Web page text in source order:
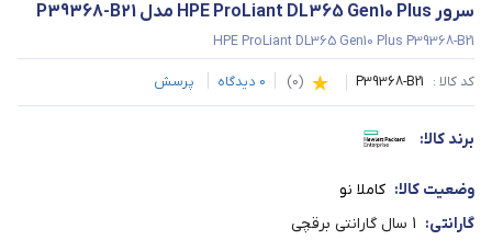
سرور HPE ProLiant DL365 Gen10 Plus مدل P39368-B21
HPE ProLiant DL365 Gen10 Plus P39368-B21
کد کالا : P39368-B21
(
0
)
0 دیدگاه پرسش
برند کالا:
وضعیت کالا: کاملا نو
گارانتی: 1 سال گارانتی برقچی